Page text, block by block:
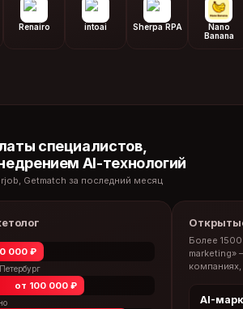
Renairo intoai Sherpa RPA
Nano
Banana
специалистов,
AI-технологий
Getmatch за последний месяц
000 ₽
от 100 000 ₽
Более
marketing»
AI-